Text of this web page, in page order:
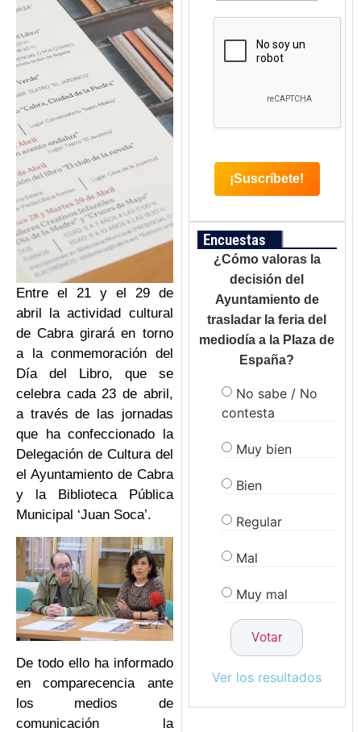
Entre el 21 y el 29 de
abril la actividad cultural
de Cabra girará en torno
a la conmemoración del
Día del Libro, que se
celebra cada 23 de abril,
a través de las jornadas
que ha confeccionado la
Delegación de Cultura del
el Ayuntamiento de Cabra
y la Biblioteca Pública
Municipal ‘Juan Soca’.
De todo ello ha informado
en comparecencia ante
los medios de
comunicación la
Encuestas
¿Cómo valoras la
decisión del
Ayuntamiento de
trasladar la feria del
mediodía a la Plaza de
España?
No sabe / No
contesta
Muy bien
Bien
Regular
Mal
Muy mal
Ver los resultados